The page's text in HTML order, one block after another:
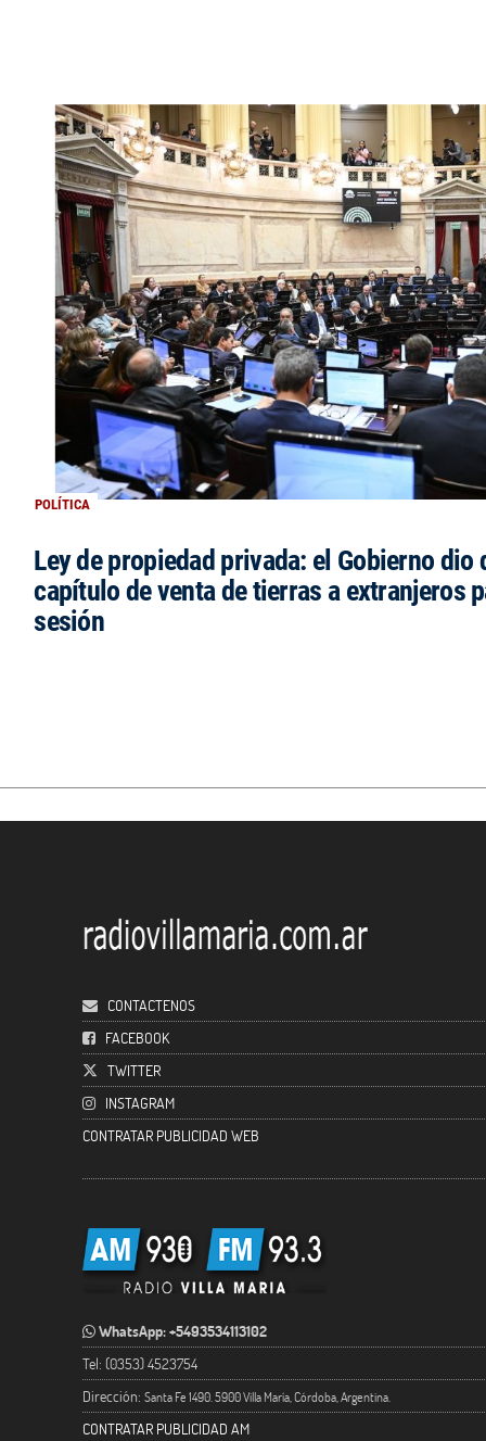
POLÍTICA
Ley de propiedad privada: el Gobierno dio
capítulo de venta de tierras a extranjeros
sesión
CONTACTENOS
FACEBOOK
TWITTER
INSTAGRAM
CONTRATAR PUBLICIDAD WEB
WhatsApp: +5493534113102
Tel: (0353) 4523754
Dirección: Santa Fe 1490. 5900 Villa María, Córdoba, Argentina.
CONTRATAR PUBLICIDAD AM